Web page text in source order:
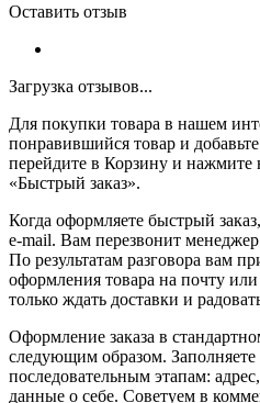
Оставить отзыв
Загрузка отзывов...
Для покупки товара в нашем
понравившийся товар и
перейдите в Корзину и нажмите
«Быстрый заказ».
Когда оформляете быстрый
e-mail. Вам перезвонит менеджер
По результатам разговора вам
оформления товара на почту
только ждать доставки и
Оформление заказа в
следующим образом.
последовательным этапам:
данные о себе. Советуем в